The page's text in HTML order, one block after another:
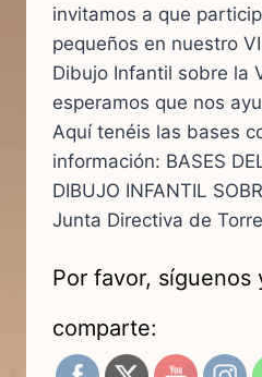
invitamos a que
pequeños en nuestro
Dibujo Infantil sobre la
esperamos que nos
Aquí tenéis las bases
información: BASES
DIBUJO INFANTIL
Junta Directiva de
Por favor, síguenos
comparte: